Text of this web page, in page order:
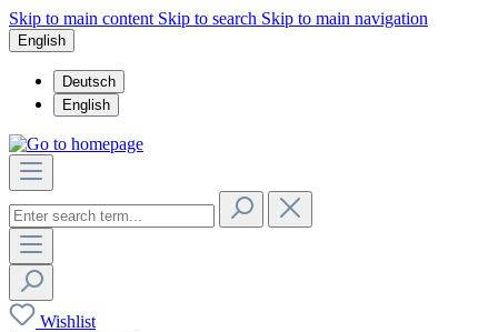
Skip to main content Skip to search Skip to main navigation
English
Deutsch
English
Wishlist